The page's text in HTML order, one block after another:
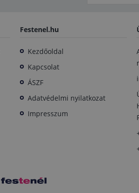
Festenel.hu
Kezdőoldal
Kapcsolat
ÁSZF
Adatvédelmi nyilatkozat
Impresszum